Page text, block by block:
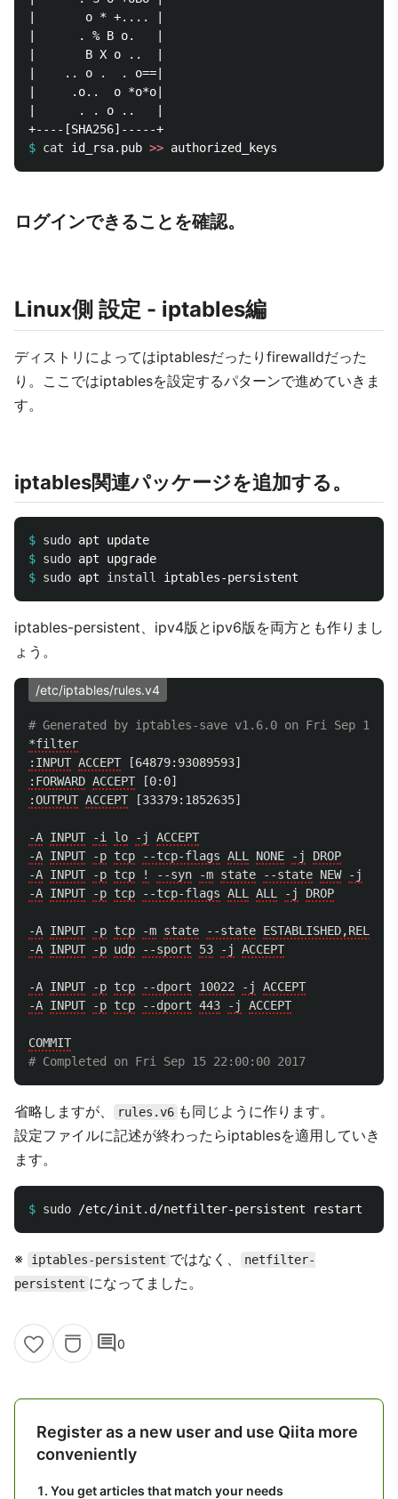
|       o * +.... |
|      . % B o.   |
|       B X o ..  |
|    .. o .  . o==|
|     .o..  o *o*o|
|      . . o ..   |
$ cat id_rsa.pub >>
ログインできることを確認。
Linux側 設定 - iptables編
ディストリによってはiptablesだったりfirewalldだった
り。ここではiptablesを設定するパターンで進めていきま
す。
iptables関連パッケージを追加する。
$ sudo
$ sudo
$ sudo apt install
iptables-persistent、ipv4版とipv6版を両方とも作りまし
ょう。
/etc/iptables/rules.v4
*filter
:INPUT ACCEPT
[64879:93089593]
:FORWARD ACCEPT
[0:0]
:OUTPUT ACCEPT [33379:1852635]
-A INPUT -i lo -j
ACCEPT
-A INPUT -p tcp --tcp-flags ALL NONE -j
DROP
-A INPUT -p tcp ! --syn -m state --state NEW -j
-A INPUT -p tcp --tcp-flags ALL ALL -j DROP
-A INPUT -p tcp -m state --state ESTABLISHED,RELATED
-A INPUT -p udp --sport 53 -j ACCEPT
-A INPUT -p tcp --dport 10022 -j
ACCEPT
-A INPUT -p tcp --dport 443 -j ACCEPT
COMMIT
省略しますが、 rules.v6 も同じように作ります。
設定ファイルに記述が終わったらiptablesを適用していき
ます。
$ sudo
※ iptables-persistent ではなく、
netfilter-
persistent になってました。
comment0
Register as a new user and use Qiita more
conveniently
You get articles that match your needs